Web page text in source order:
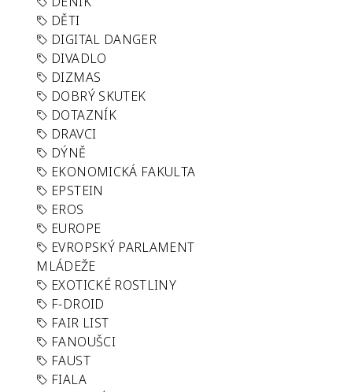
DĚTI
DIGITAL DANGER
DIVADLO
DIZMAS
DOBRÝ SKUTEK
DOTAZNÍK
DRAVCI
DÝNĚ
EKONOMICKÁ FAKULTA
EPSTEIN
EROS
EUROPE
EVROPSKÝ PARLAMENT
MLÁDEŽE
EXOTICKÉ ROSTLINY
F-DROID
FAIR LIST
FANOUŠCI
FAUST
FIALA